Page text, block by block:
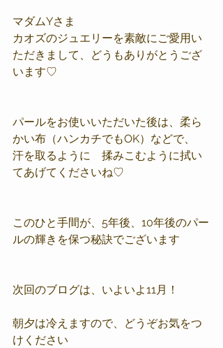
マダムYさま
カオズのジュエリーを素敵にご愛用い
ただきまして、どうもありがとうござ
います♡
パールをお使いいただいた後は、柔ら
かい布（ハンカチでもOK）などで、
汗を取るように　揉みこむように拭い
てあげてくださいね♡
このひと手間が、5年後、10年後のパー
ルの輝きを保つ秘訣でございます
次回のブログは、いよいよ11月！
朝夕は冷えますので、どうぞお気をつ
けください